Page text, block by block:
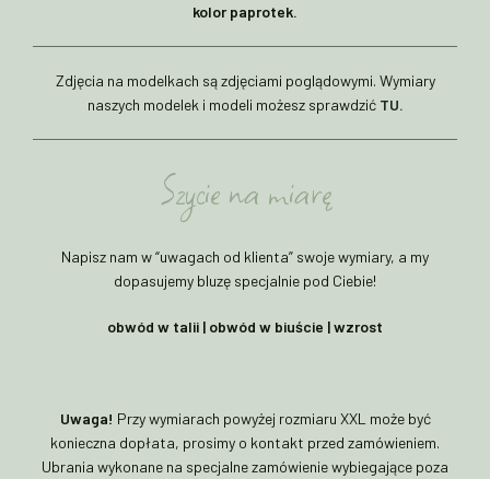
kolor paprotek.
Zdjęcia na modelkach są zdjęciami poglądowymi. Wymiary
naszych modelek i modeli możesz sprawdzić TU.
Szycie na miarę
Napisz nam w “uwagach od klienta” swoje wymiary, a my
dopasujemy bluzę specjalnie pod Ciebie!
obwód w talii | obwód w biuście | wzrost
Uwaga! Przy wymiarach powyżej rozmiaru XXL może być
konieczna dopłata, prosimy o kontakt przed zamówieniem.
Ubrania wykonane na specjalne zamówienie wybiegające poza